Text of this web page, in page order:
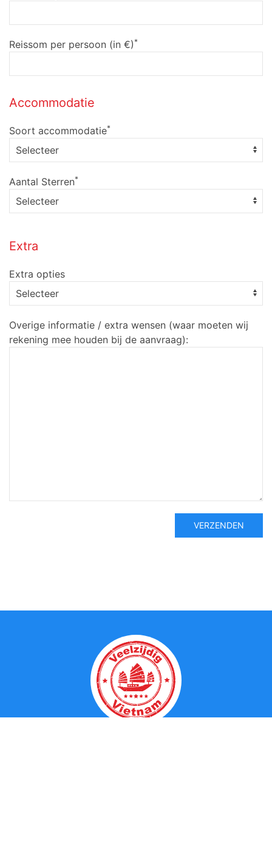
Reissom per persoon (in €)*
Accommodatie
Soort accommodatie*
Aantal Sterren*
Extra
Extra opties
Overige informatie / extra wensen (waar moeten wij
rekening mee houden bij de aanvraag):